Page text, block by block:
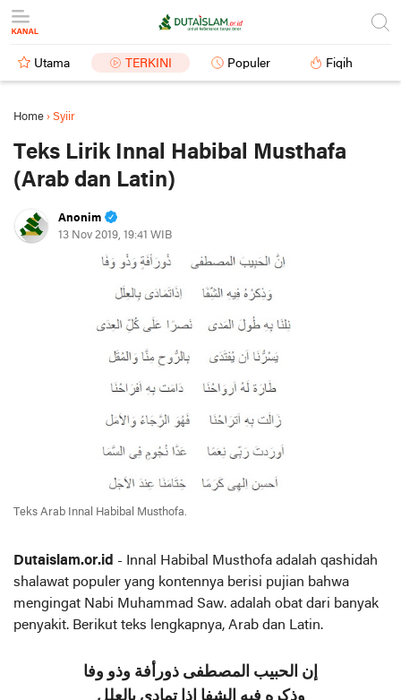
Utama TERKINI Populer Fiqih
Home › Syiir
Teks Lirik Innal Habibal Musthafa
(Arab dan Latin)
Anonim
13 Nov 2019, 19:41 WIB
Teks Arab Innal Habibal Musthofa.
Dutaislam.or.id - Innal Habibal Musthofa adalah qashidah
shalawat populer yang kontennya berisi pujian bahwa
mengingat Nabi Muhammad Saw. adalah obat dari banyak
penyakit. Berikut teks lengkapnya, Arab dan Latin.
إن الحبيب المصطفی ذورأفة وذو وفا